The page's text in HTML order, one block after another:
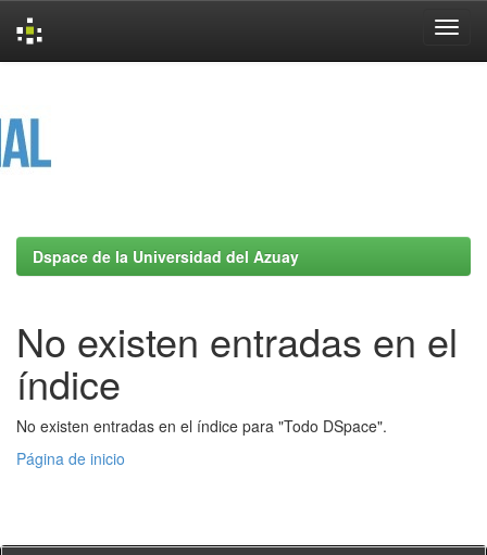
Dspace de la Universidad del Azuay
No existen entradas en el
índice
No existen entradas en el índice para "Todo DSpace".
Página de inicio